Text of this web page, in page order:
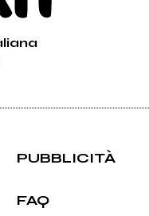
PUBBLICITÀ
FAQ